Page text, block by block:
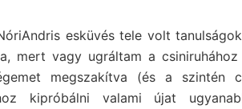
esküvés tele volt
mert vagy ugráltam a
megszakítva (és a szintén
kipróbálni valami újat